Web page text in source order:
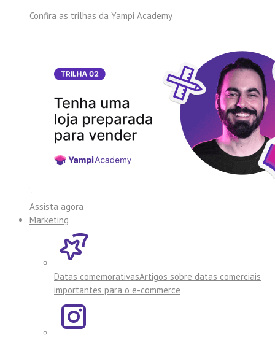
Confira as trilhas da Yampi Academy
Assista agora
Marketing
Datas comemorativasArtigos sobre datas comerciais
importantes para o e-commerce